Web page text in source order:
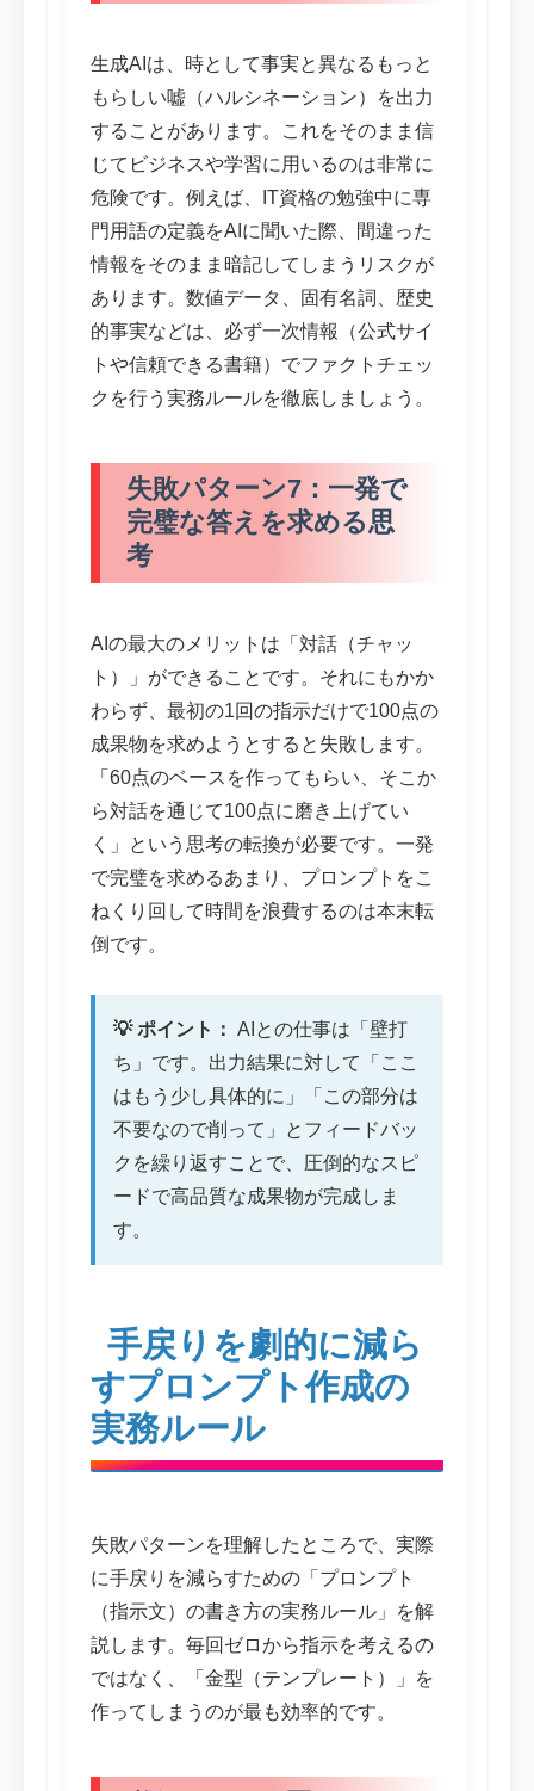
生成AIは、時として事実と異なるもっと
もらしい嘘（ハルシネーション）を出力
することがあります。これをそのまま信
じてビジネスや学習に用いるのは非常に
危険です。例えば、IT資格の勉強中に専
門用語の定義をAIに聞いた際、間違った
情報をそのまま暗記してしまうリスクが
あります。数値データ、固有名詞、歴史
的事実などは、必ず一次情報（公式サイ
トや信頼できる書籍）でファクトチェッ
クを行う実務ルールを徹底しましょう。
失敗パターン7：一発で
完璧な答えを求める思
考
AIの最大のメリットは「対話（チャッ
ト）」ができることです。それにもかか
わらず、最初の1回の指示だけで100点の
成果物を求めようとすると失敗します。
「60点のベースを作ってもらい、そこか
ら対話を通じて100点に磨き上げてい
く」という思考の転換が必要です。一発
で完璧を求めるあまり、プロンプトをこ
ねくり回して時間を浪費するのは本末転
倒です。
💡 ポイント： AIとの仕事は「壁打
ち」です。出力結果に対して「ここ
はもう少し具体的に」「この部分は
不要なので削って」とフィードバッ
クを繰り返すことで、圧倒的なスピ
ードで高品質な成果物が完成しま
す。
手戻りを劇的に減ら
すプロンプト作成の
実務ルール
失敗パターンを理解したところで、実際
に手戻りを減らすための「プロンプト
（指示文）の書き方の実務ルール」を解
説します。毎回ゼロから指示を考えるの
ではなく、「金型（テンプレート）」を
作ってしまうのが最も効率的です。